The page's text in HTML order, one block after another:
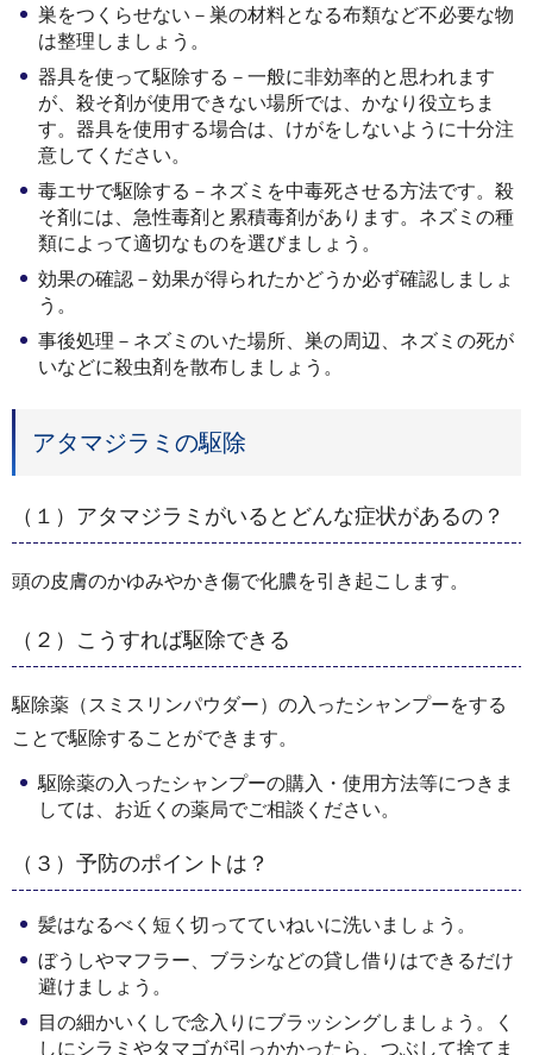
巣をつくらせない－巣の材料となる布類など不必要な物
は整理しましょう。
器具を使って駆除する－一般に非効率的と思われます
が、殺そ剤が使用できない場所では、かなり役立ちま
す。器具を使用する場合は、けがをしないように十分注
意してください。
毒エサで駆除する－ネズミを中毒死させる方法です。殺
そ剤には、急性毒剤と累積毒剤があります。ネズミの種
類によって適切なものを選びましょう。
効果の確認－効果が得られたかどうか必ず確認しましょ
う。
事後処理－ネズミのいた場所、巣の周辺、ネズミの死が
いなどに殺虫剤を散布しましょう。
アタマジラミの駆除
（１）アタマジラミがいるとどんな症状があるの？
頭の皮膚のかゆみやかき傷で化膿を引き起こします。
（２）こうすれば駆除できる
駆除薬（スミスリンパウダー）の入ったシャンプーをする
ことで駆除することができます。
駆除薬の入ったシャンプーの購入・使用方法等につきま
しては、お近くの薬局でご相談ください。
（３）予防のポイントは？
髪はなるべく短く切ってていねいに洗いましょう。
ぼうしやマフラー、ブラシなどの貸し借りはできるだけ
避けましょう。
目の細かいくしで念入りにブラッシングしましょう。く
しにシラミやタマゴが引っかかったら、つぶして捨てま